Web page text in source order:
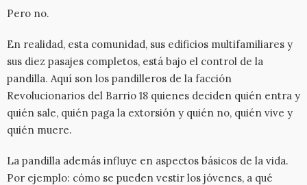
Pero no.
En realidad, esta comunidad, sus edificios multifamiliares y
sus diez pasajes completos, está bajo el control de la
pandilla. Aquí son los pandilleros de la facción
Revolucionarios del Barrio 18 quienes deciden quién entra y
quién sale, quién paga la extorsión y quién no, quién vive y
quién muere.
La pandilla además influye en aspectos básicos de la vida.
Por ejemplo: cómo se pueden vestir los jóvenes, a qué